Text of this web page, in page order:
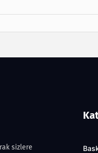
sizlere